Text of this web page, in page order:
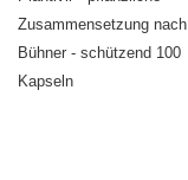
Zusammensetzung nach
Bühner - schützend 100
Kapseln